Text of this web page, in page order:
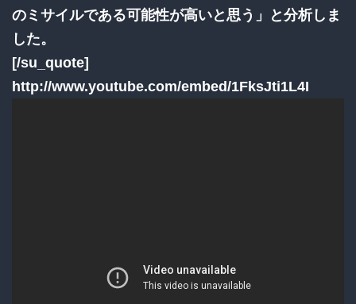
のミサイルである可能性が高いと思う」と分析しま
した。
[/su_quote]
http://www.youtube.com/embed/1FksJti1L4I